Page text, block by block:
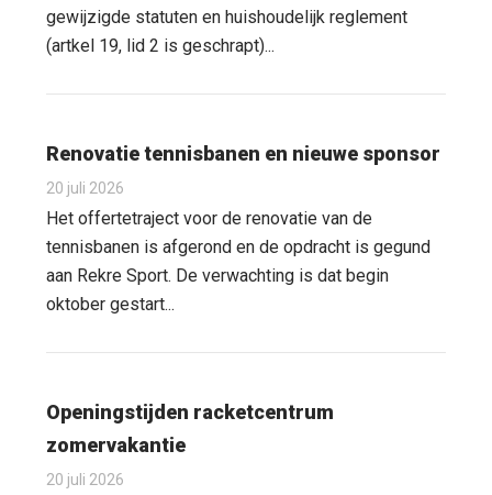
gewijzigde statuten en huishoudelijk reglement
(artkel 19, lid 2 is geschrapt)...
Renovatie tennisbanen en nieuwe sponsor
20 juli 2026
Het offertetraject voor de renovatie van de
tennisbanen is afgerond en de opdracht is gegund
aan Rekre Sport. De verwachting is dat begin
oktober gestart...
Openingstijden racketcentrum
zomervakantie
20 juli 2026